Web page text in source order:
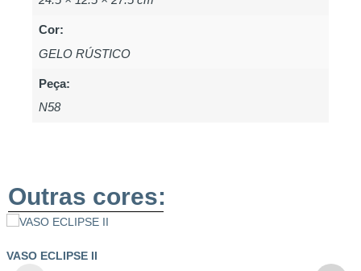
Cor:
GELO RÚSTICO
Peça:
N58
Outras cores:
VASO ECLIPSE II